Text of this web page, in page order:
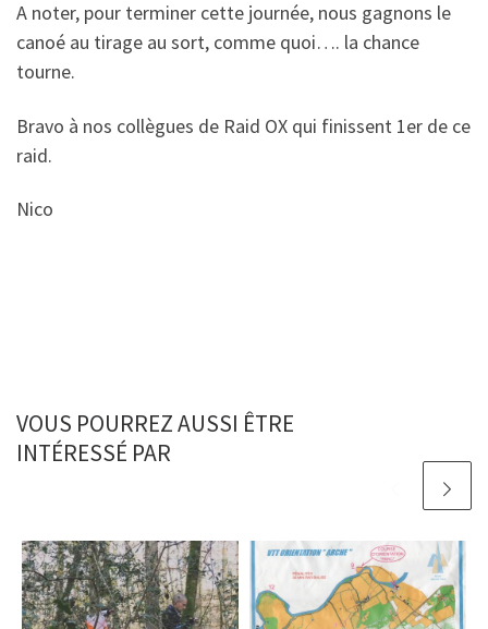
A noter, pour terminer cette journée, nous gagnons le
canoé au tirage au sort, comme quoi…. la chance
tourne.
Bravo à nos collègues de Raid OX qui finissent 1er de ce
raid.
Nico
VOUS POURREZ AUSSI ÊTRE
INTÉRESSÉ PAR